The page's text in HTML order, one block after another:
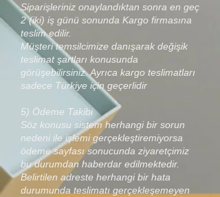
Siparişleriniz onaylandıktan sonra en geç
2 (iki) iş günü sonunda Kargo firmasına
teslim edilir.
Müşteri temsilcimize danışarak değişik
teslimat şartları konusunda
görüşebilirsiniz. Ayrıca kargo teslimatları
sadece Türkiye için geçerlidir
5) Ödeme Takibi
Söz konusu sistem herhangi bir sorun
nedeni ile işlemi gerçekleştiremiyorsa
ödeme sayfası sonucunda ziyaretçimiz
bu durumdan haberdar edilmektedir.
Belirtilen adreste herhangi bir hata
durumunda teslimatı gerçekleşemeyen